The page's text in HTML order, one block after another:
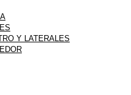
Y LATERALES